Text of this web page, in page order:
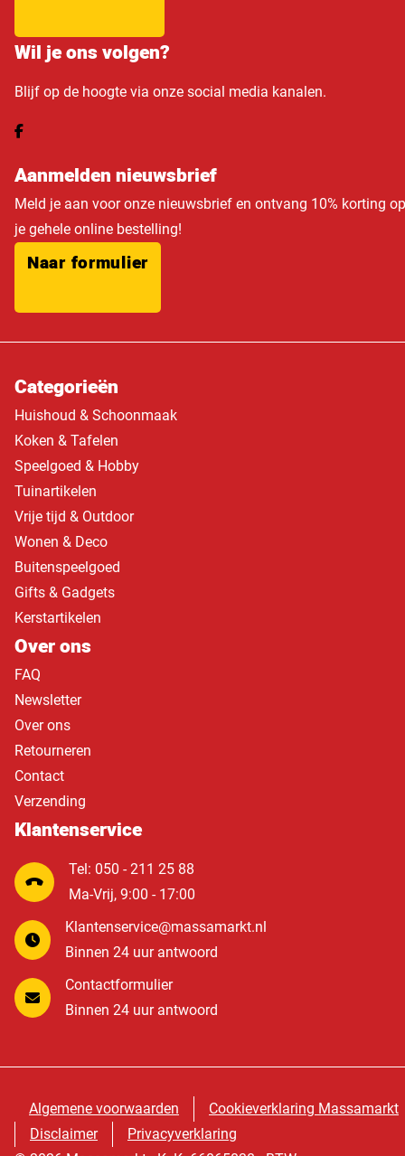
Wil je ons volgen?
Blijf op de hoogte via onze social media kanalen.
Aanmelden nieuwsbrief
Meld je aan voor onze nieuwsbrief en ontvang 10% korting op
je gehele online bestelling!
Naar formulier
Categorieën
Huishoud & Schoonmaak
Koken & Tafelen
Speelgoed & Hobby
Tuinartikelen
Vrije tijd & Outdoor
Wonen & Deco
Buitenspeelgoed
Gifts & Gadgets
Kerstartikelen
Over ons
FAQ
Newsletter
Over ons
Retourneren
Contact
Verzending
Klantenservice
Tel: 050 - 211 25 88
Ma-Vrij, 9:00 - 17:00
Klantenservice@massamarkt.nl
Binnen 24 uur antwoord
Contactformulier
Binnen 24 uur antwoord
Algemene voorwaarden
Cookieverklaring Massamarkt
Disclaimer
Privacyverklaring